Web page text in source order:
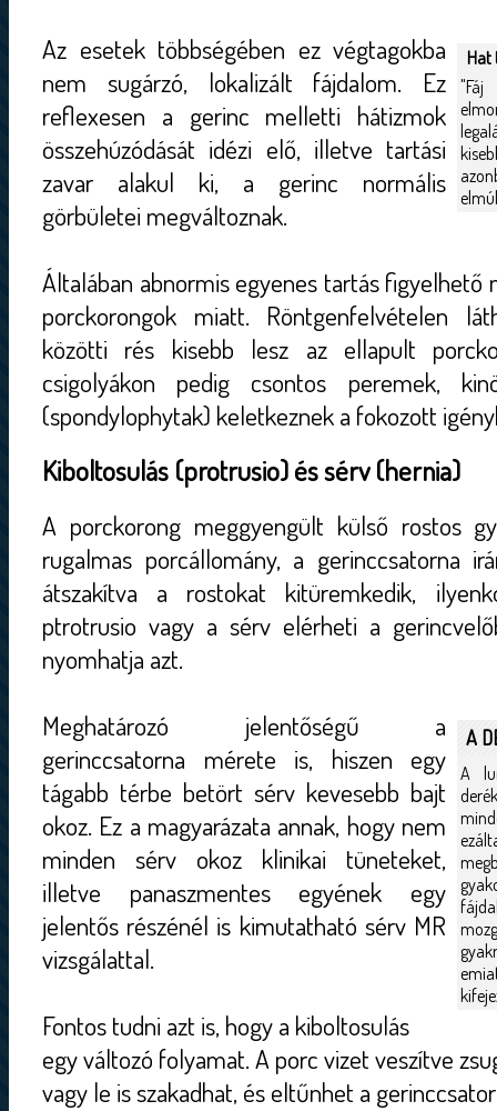
Hat
Az esetek többségében ez végtagokba
nem sugárzó, lokalizált fájdalom. Ez
reflexesen a gerinc melletti hátizmok
összehúzódását idézi elő, illetve tartási
zavar alakul ki, a gerinc normális
görbületei megváltoznak.
Általában abnormis egyenes tartás figyelhető
porckorongok miatt. Röntgenfelvételen
közötti rés kisebb lesz az ellapult
csigolyákon pedig csontos peremek,
(spondylophytak) keletkeznek a fokozott
Kiboltosulás (protrusio) és sérv (hernia)
A porckorong meggyengült külső rostos
rugalmas porcállomány, a gerinccsatorna
átszakítva a rostokat kitüremkedik,
ptrotrusio vagy a sérv elérheti a
nyomhatja azt.
A
A
Meghatározó jelentőségű a
gerinccsatorna mérete is, hiszen egy
tágabb térbe betört sérv kevesebb bajt
okoz. Ez a magyarázata annak, hogy nem
minden sérv okoz klinikai tüneteket,
illetve panaszmentes egyének egy
jelentős részénél is kimutatható sérv MR
vizsgálattal.
Fontos tudni azt is, hogy a kiboltosulás
egy változó folyamat. A porc vizet veszítve
vagy le is szakadhat, és eltűnhet a